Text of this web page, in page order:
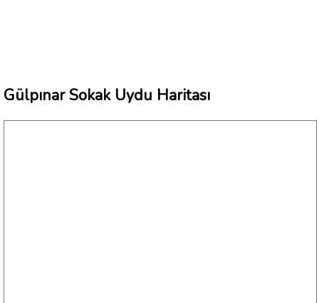
Gülpınar Sokak Uydu Haritası